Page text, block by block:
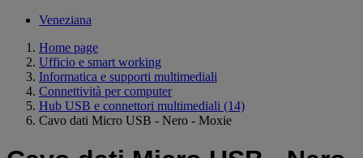
Veneziana
Home page
Ufficio e smart working
Informatica e supporti multimediali
Connettività per computer
Hub USB e connettori multimediali (14)
Cavo dati Micro USB - Nero - Moxie